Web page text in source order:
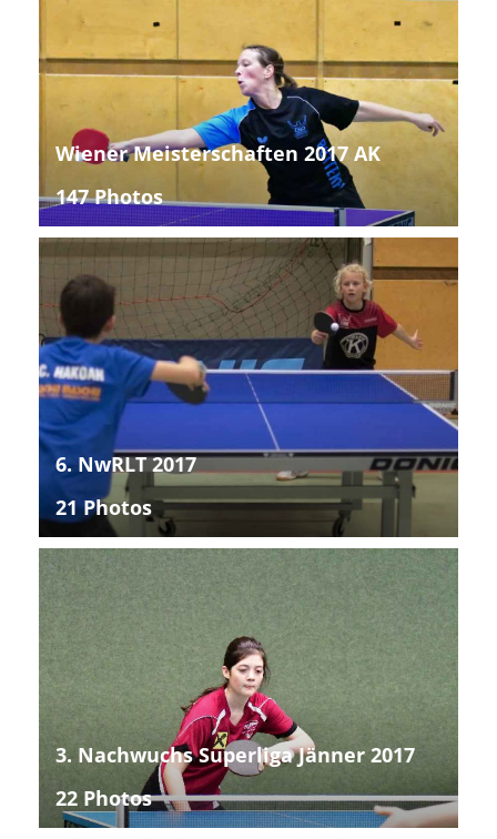
Wiener Meisterschaften 2017 AK
147 Photos
6. NwRLT 2017
21 Photos
3. Nachwuchs Superliga Jänner 2017
22 Photos